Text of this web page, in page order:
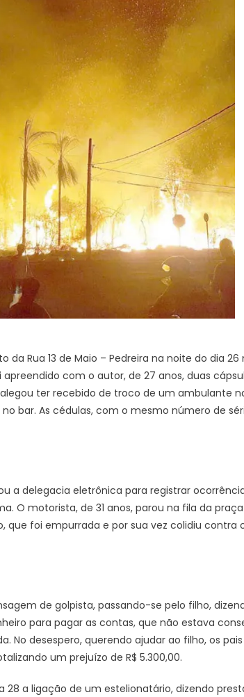
Rua 13 de Maio – Pedreira na noite do dia
apreendido com o autor, de 27 anos, duas
ter recebido de troco de um ambulante
bar. As cédulas, com o mesmo número de
a delegacia eletrônica para registrar
O motorista, de 31 anos, parou na fila da
que foi empurrada e por sua vez colidiu contra
de golpista, passando-se pelo filho,
para pagar as contas, que não estava
No desespero, querendo ajudar ao filho, os
um prejuízo de R$ 5.300,00.
28 a ligação de um estelionatário, dizendo